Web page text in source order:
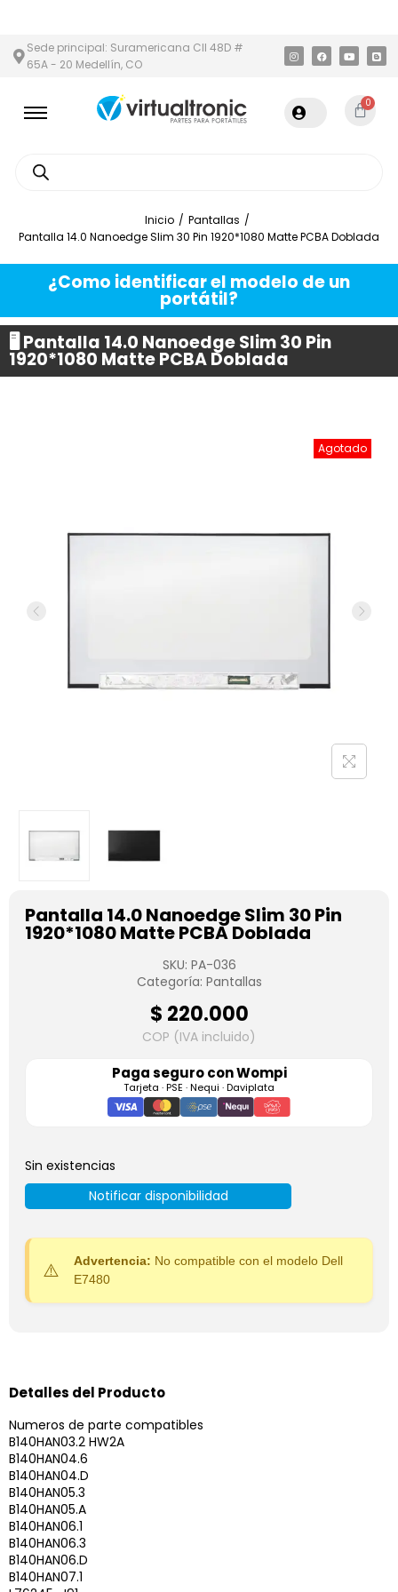
Sede principal: Suramericana Cll 48D #
65A - 20 Medellín, CO
0
Inicio / Pantallas /
Pantalla 14.0 Nanoedge Slim 30 Pin 1920*1080 Matte PCBA Doblada
¿Como identificar el modelo de un
portátil?
🖥️ Pantalla 14.0 Nanoedge Slim 30 Pin
1920*1080 Matte PCBA Doblada
Agotado
Pantalla 14.0 Nanoedge Slim 30 Pin
1920*1080 Matte PCBA Doblada
SKU: PA-036
Categoría: Pantallas
$ 220.000
COP (IVA incluido)
Paga seguro conWompi
Tarjeta · PSE · Nequi · Daviplata
Sin existencias
Notificar disponibilidad
Advertencia: No compatible con el modelo Dell
E7480
Detalles del Producto
Numeros de parte compatibles
B140HAN03.2 HW2A
B140HAN04.6
B140HAN04.D
B140HAN05.3
B140HAN05.A
B140HAN06.1
B140HAN06.3
B140HAN06.D
B140HAN07.1